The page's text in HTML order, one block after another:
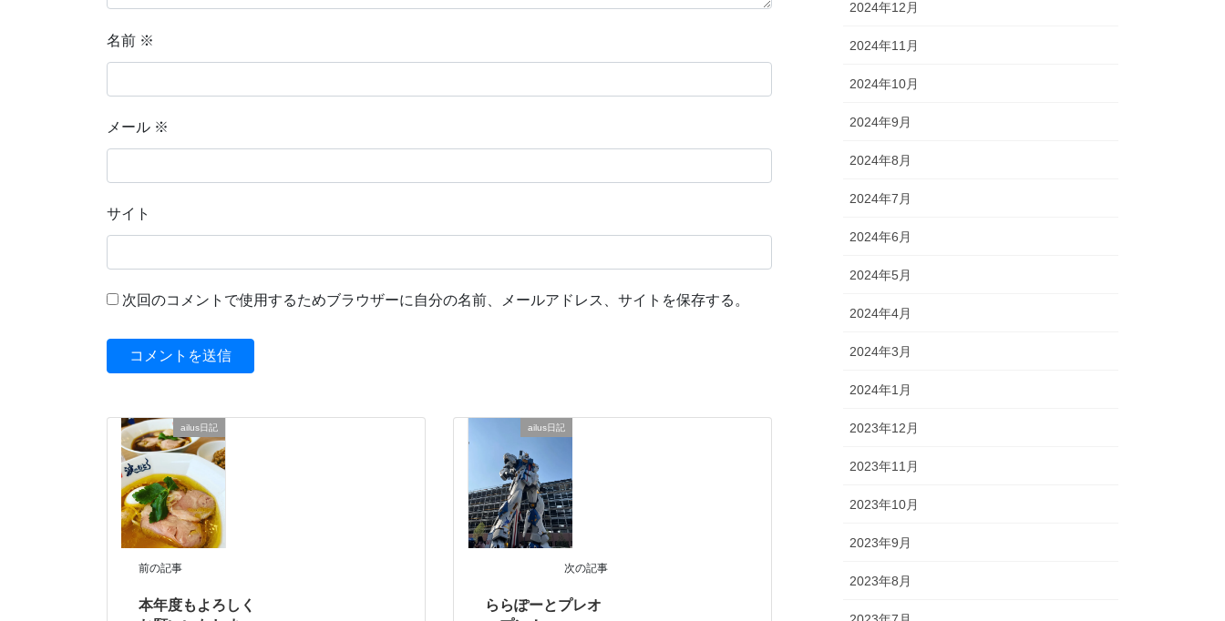
名前 ※
メール ※
サイト
次回のコメントで使用するためブラウザーに自分の名前、メールアドレス、サイトを保存する。
ailus日記
前の記事
本年度もよろしく
ailus日記
次の記事
ららぽーとプレオ
2024年12月
2024年11月
2024年10月
2024年9月
2024年8月
2024年7月
2024年6月
2024年5月
2024年4月
2024年3月
2024年1月
2023年12月
2023年11月
2023年10月
2023年9月
2023年8月